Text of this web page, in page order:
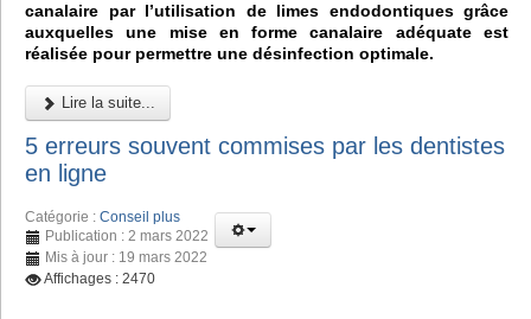
canalaire par l’utilisation de limes endodontiques grâce
auxquelles une mise en forme canalaire adéquate est
réalisée pour permettre une désinfection optimale.
Lire la suite...
5 erreurs souvent commises par les dentistes
en ligne
Catégorie : Conseil plus
Publication : 2 mars 2022
Mis à jour : 19 mars 2022
Affichages : 2470